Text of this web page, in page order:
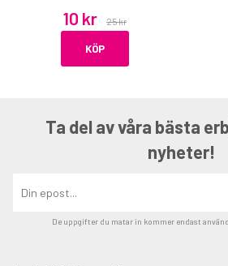
10 kr 25 kr
KÖP
Ta del av våra bästa
nyheter!
De uppgifter du matar in kommer endast